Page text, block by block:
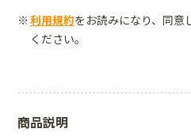
利用規約をお読みになり、同意
ください。
商品説明